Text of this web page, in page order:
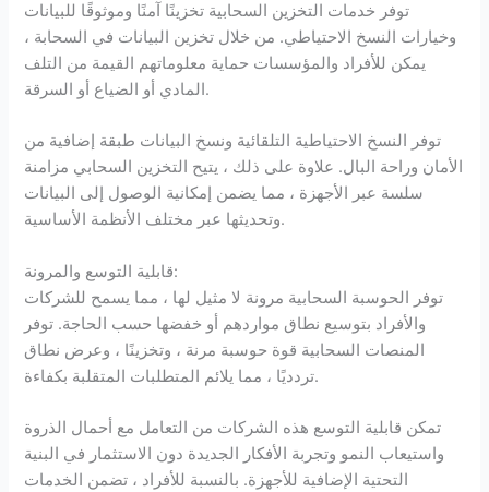
توفر خدمات التخزين السحابية تخزينًا آمنًا وموثوقًا للبيانات
وخيارات النسخ الاحتياطي. من خلال تخزين البيانات في السحابة ،
يمكن للأفراد والمؤسسات حماية معلوماتهم القيمة من التلف
المادي أو الضياع أو السرقة.
توفر النسخ الاحتياطية التلقائية ونسخ البيانات طبقة إضافية من
الأمان وراحة البال. علاوة على ذلك ، يتيح التخزين السحابي مزامنة
سلسة عبر الأجهزة ، مما يضمن إمكانية الوصول إلى البيانات
وتحديثها عبر مختلف الأنظمة الأساسية.
قابلية التوسع والمرونة:
توفر الحوسبة السحابية مرونة لا مثيل لها ، مما يسمح للشركات
والأفراد بتوسيع نطاق مواردهم أو خفضها حسب الحاجة. توفر
المنصات السحابية قوة حوسبة مرنة ، وتخزينًا ، وعرض نطاق
تردديًا ، مما يلائم المتطلبات المتقلبة بكفاءة.
تمكن قابلية التوسع هذه الشركات من التعامل مع أحمال الذروة
واستيعاب النمو وتجربة الأفكار الجديدة دون الاستثمار في البنية
التحتية الإضافية للأجهزة. بالنسبة للأفراد ، تضمن الخدمات